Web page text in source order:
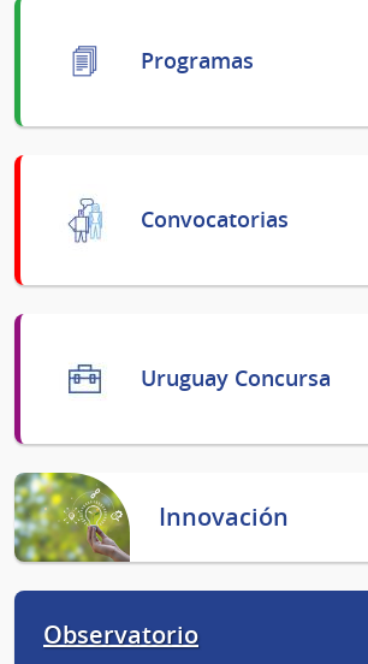
Programas
Convocatorias
Uruguay Concursa
Innovación
Observatorio